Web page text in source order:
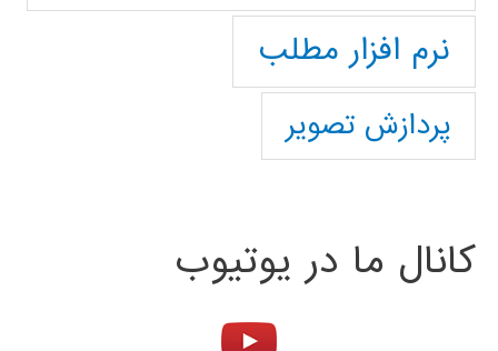
نرم افزار مطلب
پردازش تصویر
کانال ما در یوتیوب